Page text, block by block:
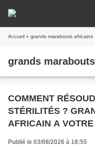
Accueil » grands marabouts africains
grands
COMMENT
STÉRILITÉS ?
AFRICAIN A
Publié le 03/08/2026 à 18:55